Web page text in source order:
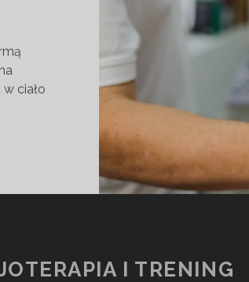
ciało
I TRENING